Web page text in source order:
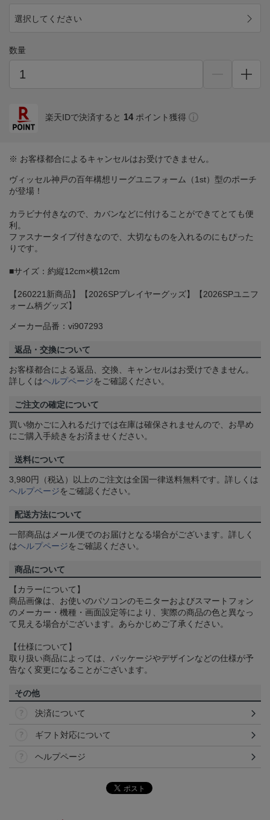
選択してください
数量
楽天IDで決済すると 14 ポイント獲得
※ お客様都合によるキャンセルはお受けできません。
ヴィッセル神戸の百年構想リーグユニフォーム（1st）型のポーチ
が登場！
カラビナ付きなので、カバンなどに付けることができてとても便
利。
ファスナータイプ付きなので、大切なものを入れるのにもぴった
りです。
■サイズ：約縦12cm×横12cm
【260221新商品】【2026SPプレイヤーグッズ】【2026SPユニフ
ォーム柄グッズ】
メーカー品番：vi907293
返品・交換について
お客様都合による返品、交換、キャンセルはお受けできません。
詳しくはヘルプページをご確認ください。
ご注文の確定について
買い物かごに入れるだけでは在庫は確保されませんので、お早め
にご購入手続きをお済ませください。
送料について
3,980円（税込）以上のご注文は全国一律送料無料です。詳しくは
ヘルプページをご確認ください。
配送方法について
一部商品はメール便でのお届けとなる場合がございます。詳しく
はヘルプページをご確認ください。
商品について
【カラーについて】
商品画像は、お使いのパソコンのモニターおよびスマートフォン
のメーカー・機種・画面設定等により、実際の商品の色と異なっ
て見える場合がございます。あらかじめご了承ください。
【仕様について】
取り扱い商品によっては、パッケージやデザインなどの仕様が予
告なく変更になることがございます。
その他
決済について
ギフト対応について
ヘルプページ